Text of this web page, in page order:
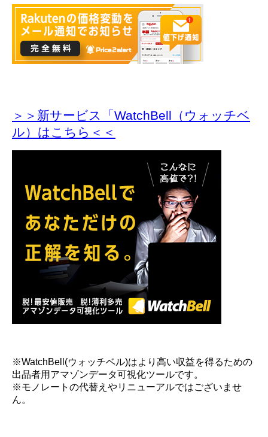
＞＞新サービス「WatchBell（ウォッチベ
ル）はこちら＜＜
※WatchBell(ウォッチベル)はより高い収益を得るための
出品者用アマゾンデータ可視化ツールです。
※モノレートの代替えやリニューアルではございませ
ん。